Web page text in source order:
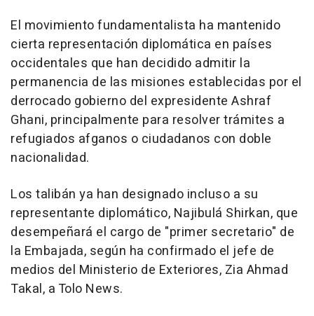
El movimiento fundamentalista ha mantenido
cierta representación diplomática en países
occidentales que han decidido admitir la
permanencia de las misiones establecidas por el
derrocado gobierno del expresidente Ashraf
Ghani, principalmente para resolver trámites a
refugiados afganos o ciudadanos con doble
nacionalidad.
Los talibán ya han designado incluso a su
representante diplomático, Najibulá Shirkan, que
desempeñará el cargo de "primer secretario" de
la Embajada, según ha confirmado el jefe de
medios del Ministerio de Exteriores, Zia Ahmad
Takal, a Tolo News.